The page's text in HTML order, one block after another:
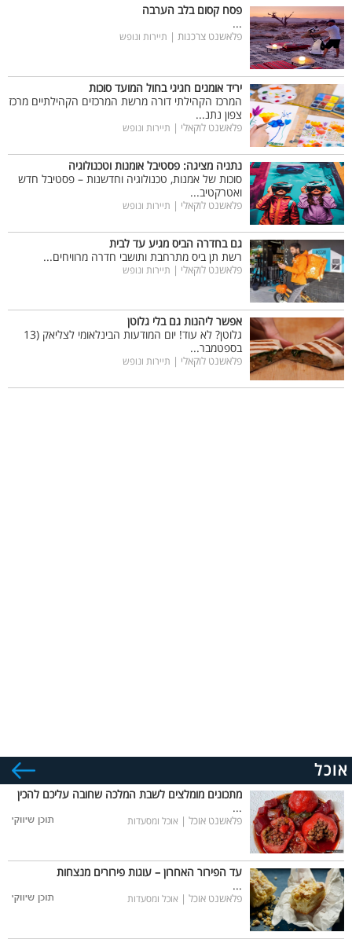
פסח קסום בלב הערבה
...
פלאשנט צרכנות | תיירות ונופש
יריד אומנים חגיגי בחול המועד סוכות
המרכז הקהילתי דורה מרשת המרכזים הקהילתיים מרכז
צפון נתנ...
פלאשנט לוקאלי | תיירות ונופש
נתניה מציגה: פסטיבל אומנות וטכנולוגיה
סוכות של אמנות, טכנולוגיה וחדשנות – פסטיבל חדש
ואטרקטיב...
פלאשנט לוקאלי | תיירות ונופש
גם בחדרה הביס מגיע עד לבית
רשת תן ביס מתרחבת ותושבי חדרה מרוויחים...
פלאשנט לוקאלי | תיירות ונופש
אפשר ליהנות גם בלי גלוטן
גלוטן? לא עוד! יום המודעות הבינלאומי לצליאק (13
בספטמבר...
פלאשנט לוקאלי | תיירות ונופש
אוכל
מתכונים מומלצים לשבת המלכה שחובה עליכם להכין
...
פלאשנט אוכל | אוכל ומסעדות
עד הפירור האחרון – עוגות פירורים מנצחות
...
פלאשנט אוכל | אוכל ומסעדות